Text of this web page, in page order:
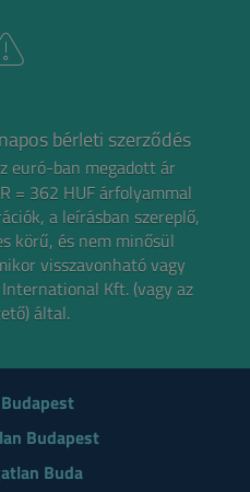
bérleti szerződés
euró-ban megadott ár
= 362 HUF árfolyammal
a leírásban szereplő,
körű, és nem minősül
visszavonható vagy
Kft. (vagy az
által.
Budapest
Buda